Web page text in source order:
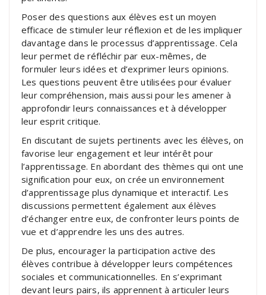
Poser des questions aux élèves est un moyen
efficace de stimuler leur réflexion et de les impliquer
davantage dans le processus d’apprentissage. Cela
leur permet de réfléchir par eux-mêmes, de
formuler leurs idées et d’exprimer leurs opinions.
Les questions peuvent être utilisées pour évaluer
leur compréhension, mais aussi pour les amener à
approfondir leurs connaissances et à développer
leur esprit critique.
En discutant de sujets pertinents avec les élèves, on
favorise leur engagement et leur intérêt pour
l’apprentissage. En abordant des thèmes qui ont une
signification pour eux, on crée un environnement
d’apprentissage plus dynamique et interactif. Les
discussions permettent également aux élèves
d’échanger entre eux, de confronter leurs points de
vue et d’apprendre les uns des autres.
De plus, encourager la participation active des
élèves contribue à développer leurs compétences
sociales et communicationnelles. En s’exprimant
devant leurs pairs, ils apprennent à articuler leurs